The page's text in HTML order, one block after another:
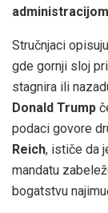
administracijom
Stručnjaci
gde gornji sloj
stagnira ili
Donald Trump
podaci govore
Reich, ističe da
mandatu
bogatstvu